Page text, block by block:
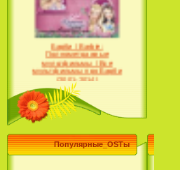
Барби / Barbie:
Полнометражные
мультфильмы / Все
мультфильмы про Барби
(2001-2014)
Популярные_OSTы